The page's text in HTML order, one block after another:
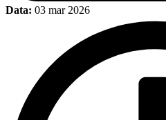
Data: 03 mar 2026